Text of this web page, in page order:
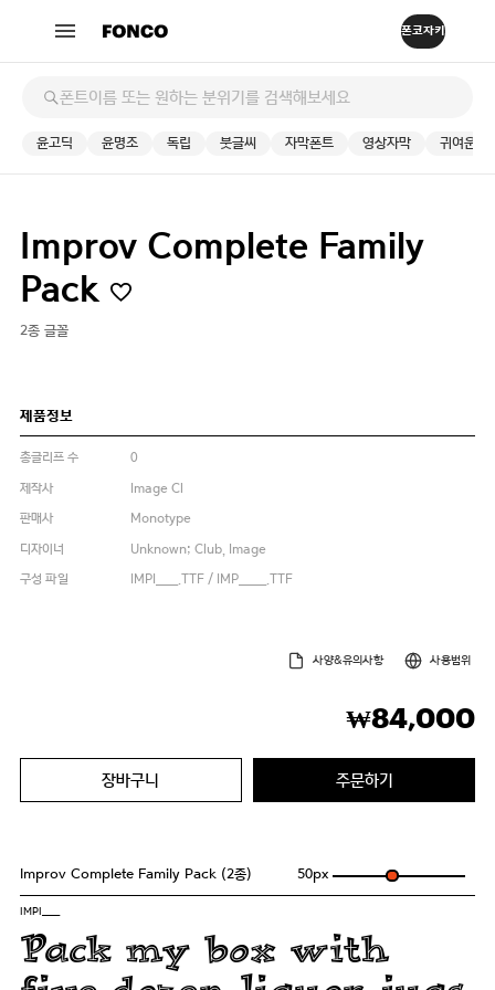
윤고딕 윤명조 독립 붓글씨 자막폰트 영상자막 귀여운
Improv Complete Family
Pack
2종 글꼴
제품정보
총글리프 수
0
제작사
Image Cl
판매사
Monotype
디자이너
Unknown; Club, Image
구성 파일
IMPI____.TTF / IMP_____.TTF
사양&유의사항 사용범위
₩84,000
장바구니 주문하기
Improv Complete Family Pack (2종) 50px
IMPI____
Pack my box with